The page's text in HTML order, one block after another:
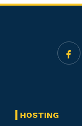
HOSTING